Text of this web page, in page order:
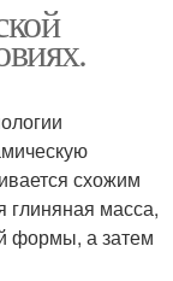
схожим
глиняная масса,
формы, а затем